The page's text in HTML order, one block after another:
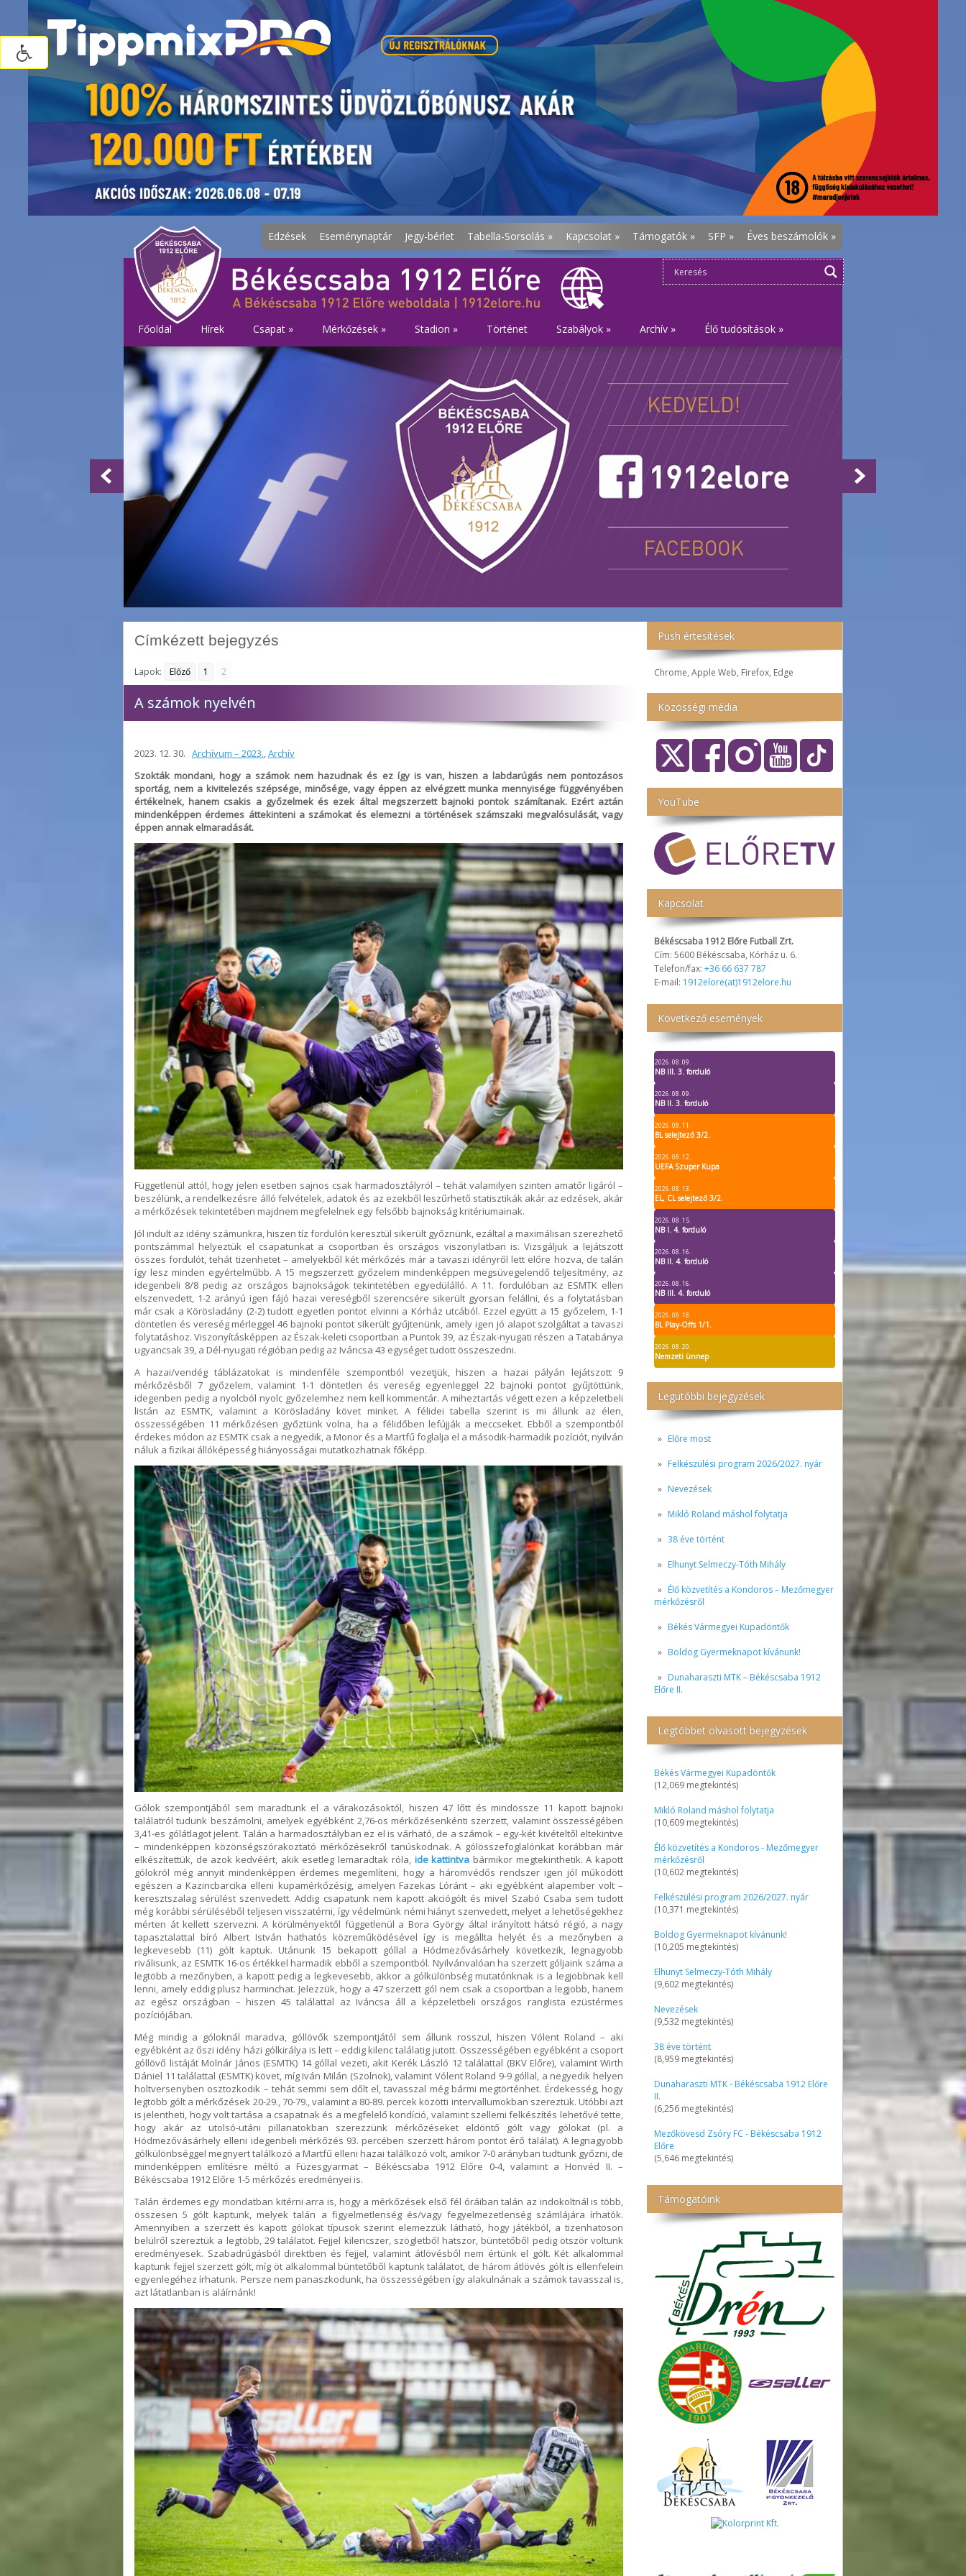
Edzések Eseménynaptár Jegy-bérlet Tabella-Sorsolás » Kapcsolat » Támogatók » SFP » Éves beszámolók »
Főoldal Hírek Csapat » Mérkőzések » Stadion » Történet Szabályok » Archív » Élő tudósítások »
Push értesítések
Chrome, Apple Web, Firefox, Edge
Közösségi média
YouTube
Kapcsolat
Békéscsaba 1912 Előre Futball Zrt.
Cím: 5600 Békéscsaba, Kórház u. 6.
Telefon/fax: +36 66 637 787
E-mail: 1912elore(at)1912elore.hu
Következő események
2026. 08. 09.
NB III. 3. forduló
2026. 08. 09.
NB II. 3. forduló
2026. 08. 11.
BL selejtező 3/2.
2026. 08. 12.
UEFA Szuper Kupa
2026. 08. 13.
EL, CL selejtező 3/2.
2026. 08. 15.
NB I. 4. forduló
2026. 08. 16.
NB II. 4. forduló
2026. 08. 16.
NB III. 4. forduló
2026. 08. 18.
BL Play-Offs 1/1.
2026. 08. 20.
Nemzeti ünnep
Legutóbbi bejegyzések
Előre most
Felkészülési program 2026/2027. nyár
Nevezések
Mikló Roland máshol folytatja
38 éve történt
Elhunyt Selmeczy-Tóth Mihály
Élő közvetítés a Kondoros – Mezőmegyer
mérkőzésről
Békés Vármegyei Kupadöntők
Boldog Gyermeknapot kívánunk!
Dunaharaszti MTK – Békéscsaba 1912
Előre II.
Legtöbbet olvasott bejegyzések
Békés Vármegyei Kupadöntők
(12,069 megtekintés)
Mikló Roland máshol folytatja
(10,609 megtekintés)
Élő közvetítés a Kondoros - Mezőmegyer
mérkőzésről
(10,602 megtekintés)
Felkészülési program 2026/2027. nyár
(10,371 megtekintés)
Boldog Gyermeknapot kívánunk!
(10,205 megtekintés)
Elhunyt Selmeczy-Tóth Mihály
(9,602 megtekintés)
Nevezések
(9,532 megtekintés)
38 éve történt
(8,959 megtekintés)
Dunaharaszti MTK - Békéscsaba 1912 Előre
II.
(6,256 megtekintés)
Mezőkövesd Zsóry FC - Békéscsaba 1912
Előre
(5,646 megtekintés)
Támogatóink
Címkézett bejegyzés
Lapok: Előző 1 2
A számok nyelvén
2023. 12. 30. Archívum – 2023.,Archív
Szokták mondani, hogy a számok nem hazudnak és ez így is van, hiszen a labdarúgás nem pontozásos
sportág, nem a kivitelezés szépsége, minősége, vagy éppen az elvégzett munka mennyisége függvényében
értékelnek, hanem csakis a győzelmek és ezek által megszerzett bajnoki pontok számítanak. Ezért aztán
mindenképpen érdemes áttekinteni a számokat és elemezni a történések számszaki megvalósulását, vagy
éppen annak elmaradását.
Függetlenül attól, hogy jelen esetben sajnos csak harmadosztályról – tehát valamilyen szinten amatőr ligáról –
beszélünk, a rendelkezésre álló felvételek, adatok és az ezekből leszűrhető statisztikák akár az edzések, akár
a mérkőzések tekintetében majdnem megfelelnek egy felsőbb bajnokság kritériumainak.
Jól indult az idény számunkra, hiszen tíz fordulón keresztül sikerült győznünk, ezáltal a maximálisan szerezhető
pontszámmal helyeztük el csapatunkat a csoportban és országos viszonylatban is. Vizsgáljuk a lejátszott
összes fordulót, tehát tizenhetet – amelyekből két mérkőzés már a tavaszi idényről lett előre hozva, de talán
így lesz minden egyértelműbb. A 15 megszerzett győzelem mindenképpen megsüvegelendő teljesítmény, az
idegenbeli 8/8 pedig az országos bajnokságok tekintetében egyedülálló. A 11. fordulóban az ESMTK ellen
elszenvedett, 1-2 arányú igen fájó hazai vereségből szerencsére sikerült gyorsan felállni, és a folytatásban
már csak a Körösladány (2-2) tudott egyetlen pontot elvinni a Kórház utcából. Ezzel együtt a 15 győzelem, 1-1
döntetlen és vereség mérleggel 46 bajnoki pontot sikerült gyűjtenünk, amely igen jó alapot szolgáltat a tavaszi
folytatáshoz. Viszonyításképpen az Észak-keleti csoportban a Puntok 39, az Észak-nyugati részen a Tatabánya
ugyancsak 39, a Dél-nyugati régióban pedig az Iváncsa 43 egységet tudott összeszedni.
A hazai/vendég táblázatokat is mindenféle szempontból vezetjük, hiszen a hazai pályán lejátszott 9
mérkőzésből 7 győzelem, valamint 1-1 döntetlen és vereség egyenleggel 22 bajnoki pontot gyűjtöttünk,
idegenben pedig a nyolcból nyolc győzelemhez nem kell kommentár. A miheztartás végett ezen a képzeletbeli
listán az ESMTK, valamint a Körösladány követ minket. A félidei tabella szerint is mi állunk az élen,
összességében 11 mérkőzésen győztünk volna, ha a félidőben lefújják a meccseket. Ebből a szempontból
érdekes módon az ESMTK csak a negyedik, a Monor és a Martfű foglalja el a második-harmadik pozíciót, nyilván
náluk a fizikai állóképesség hiányosságai mutatkozhatnak főképp.
Gólok szempontjából sem maradtunk el a várakozásoktól, hiszen 47 lőtt és mindössze 11 kapott bajnoki
találatról tudunk beszámolni, amelyek egyébként 2,76-os mérkőzésenkénti szerzett, valamint összességében
3,41-es gólátlagot jelent. Talán a harmadosztályban ez el is várható, de a számok – egy-két kivételtől eltekintve
– mindenképpen közönségszórakoztató mérkőzésekről tanúskodnak. A gólösszefoglalónkat korábban már
elkészítettük, de azok kedvéért, akik esetleg lemaradtak róla, ide kattintva bármikor megtekinthetik. A kapott
gólokról még annyit mindenképpen érdemes megemlíteni, hogy a háromvédős rendszer igen jól működött
egészen a Kazincbarcika elleni kupamérkőzésig, amelyen Fazekas Lóránt – aki egyébként alapember volt –
keresztszalag sérülést szenvedett. Addig csapatunk nem kapott akciógólt és mivel Szabó Csaba sem tudott
még korábbi sérüléséből teljesen visszatérni, így védelmünk némi hiányt szenvedett, melyet a lehetőségekhez
mérten át kellett szervezni. A körülményektől függetlenül a Bora György által irányított hátsó régió, a nagy
tapasztalattal bíró Albert István hathatós közreműködésével így is megállta helyét és a mezőnyben a
legkevesebb (11) gólt kaptuk. Utánunk 15 bekapott góllal a Hódmezővásárhely következik, legnagyobb
riválisunk, az ESMTK 16-os értékkel harmadik ebből a szempontból. Nyilvánvalóan ha szerzett góljaink száma a
legtöbb a mezőnyben, a kapott pedig a legkevesebb, akkor a gólkülönbség mutatónknak is a legjobbnak kell
lenni, amely eddig plusz harminchat. Jelezzük, hogy a 47 szerzett gól nem csak a csoportban a legjobb, hanem
az egész országban – hiszen 45 találattal az Iváncsa áll a képzeletbeli országos ranglista ezüstérmes
pozíciójában.
Még mindig a góloknál maradva, góllövők szempontjától sem állunk rosszul, hiszen Vólent Roland – aki
egyébként az őszi idény házi gólkirálya is lett – eddig kilenc találatig jutott. Összességében egyébként a csoport
góllövő listáját Molnár János (ESMTK) 14 góllal vezeti, akit Kerék László 12 találattal (BKV Előre), valamint Wirth
Dániel 11 találattal (ESMTK) követ, míg Iván Milán (Szolnok), valamint Vólent Roland 9-9 góllal, a negyedik helyen
holtversenyben osztozkodik – tehát semmi sem dőlt el, tavasszal még bármi megtörténhet. Érdekesség, hogy
legtöbb gólt a mérkőzések 20-29., 70-79., valamint a 80-89. percek közötti intervallumokban szereztük. Utóbbi azt
is jelentheti, hogy volt tartása a csapatnak és a megfelelő kondíció, valamint szellemi felkészítés lehetővé tette,
hogy akár az utolsó-utáni pillanatokban szerezzünk mérkőzéseket eldöntő gólt vagy gólokat (pl. a
Hódmezővásárhely elleni idegenbeli mérkőzés 93. percében szerzett három pontot érő találat). A legnagyobb
gólkülönbséggel megnyert találkozó a Martfű elleni hazai találkozó volt, amikor 7-0 arányban tudtunk győzni, de
mindenképpen említésre méltó a Füzesgyarmat – Békéscsaba 1912 Előre 0-4, valamint a Honvéd II. –
Békéscsaba 1912 Előre 1-5 mérkőzés eredményei is.
Talán érdemes egy mondatban kitérni arra is, hogy a mérkőzések első fél óráiban talán az indokoltnál is több,
összesen 5 gólt kaptunk, melyek talán a figyelmetlenség és/vagy fegyelmezetlenség számlájára írhatók.
Amennyiben a szerzett és kapott gólokat típusok szerint elemezzük látható, hogy játékból, a tizenhatoson
belülről szereztük a legtöbb, 29 találatot. Fejjel kilencszer, szögletből hatszor, büntetőből pedig ötször voltunk
eredményesek. Szabadrúgásból direktben és fejjel, valamint átlövésből nem értünk el gólt. Két alkalommal
kaptunk fejjel szerzett gólt, míg öt alkalommal büntetőből kaptunk találatot, de három átlövés gólt is ellenfelein
egyenlegéhez írhatunk. Persze nem panaszkodunk, ha összességében így alakulnának a számok tavasszal is,
azt látatlanban is aláírnánk!